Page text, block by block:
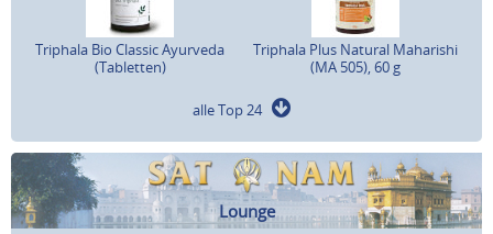
Triphala Bio Classic Ayurveda
(Tabletten)
Triphala Plus Natural Maharishi
(MA 505), 60 g
alle Top 24
Lounge